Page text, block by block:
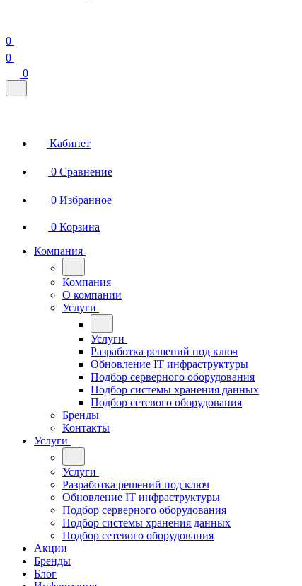
0
0
0
Кабинет
0 Сравнение
0 Избранное
0 Корзина
Компания
Компания
О компании
Услуги
Услуги
Разработка решений под ключ
Обновление IT инфраструктуры
Подбор серверного оборудования
Подбор системы хранения данных
Подбор сетевого оборудования
Бренды
Контакты
Услуги
Услуги
Разработка решений под ключ
Обновление IT инфраструктуры
Подбор серверного оборудования
Подбор системы хранения данных
Подбор сетевого оборудования
Акции
Бренды
Блог